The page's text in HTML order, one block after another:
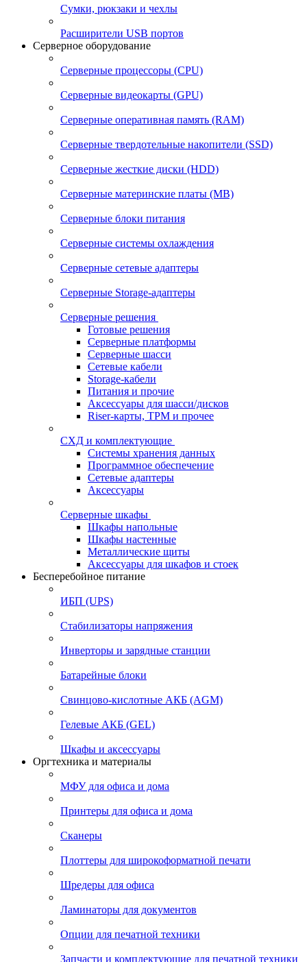
Сумки, рюкзаки и чехлы
Расширители USB портов
Серверное оборудование
Серверные процессоры (CPU)
Серверные видеокарты (GPU)
Серверные оперативная память (RAM)
Серверные твердотельные накопители (SSD)
Серверные жесткие диски (HDD)
Серверные материнские платы (MB)
Серверные блоки питания
Серверные системы охлаждения
Серверные сетевые адаптеры
Серверные Storage-адаптеры
Серверные решения
Готовые решения
Серверные платформы
Серверные шасси
Сетевые кабели
Storage-кабели
Питания и прочие
Аксессуары для шасси/дисков
Riser-карты, TPM и прочее
СХД и комплектующие
Системы хранения данных
Программное обеспечение
Сетевые адаптеры
Аксессуары
Серверные шкафы
Шкафы напольные
Шкафы настенные
Металлические щиты
Аксессуары для шкафов и стоек
Бесперебойное питание
ИБП (UPS)
Стабилизаторы напряжения
Инверторы и зарядные станции
Батарейные блоки
Свинцово-кислотные АКБ (AGM)
Гелевые АКБ (GEL)
Шкафы и аксессуары
Оргтехника и материалы
МФУ для офиса и дома
Принтеры для офиса и дома
Сканеры
Плоттеры для широкоформатной печати
Шредеры для офиса
Ламинаторы для документов
Опции для печатной техники
Запчасти и комплектующие для печатной техники